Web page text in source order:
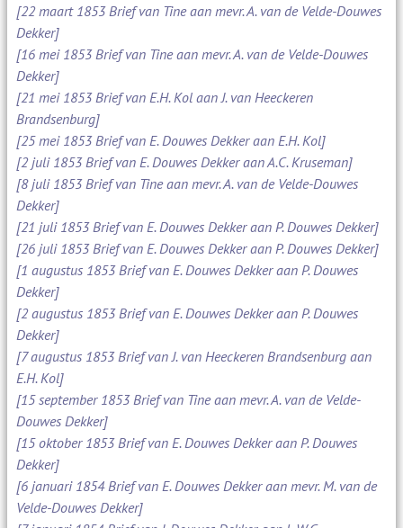
[22 maart 1853 Brief van Tine aan mevr. A. van de Velde-Douwes
Dekker]
[16 mei 1853 Brief van Tine aan mevr. A. van de Velde-Douwes
Dekker]
[21 mei 1853 Brief van E.H. Kol aan J. van Heeckeren
Brandsenburg]
[25 mei 1853 Brief van E. Douwes Dekker aan E.H. Kol]
[2 juli 1853 Brief van E. Douwes Dekker aan A.C. Kruseman]
[8 juli 1853 Brief van Tine aan mevr. A. van de Velde-Douwes
Dekker]
[21 juli 1853 Brief van E. Douwes Dekker aan P. Douwes Dekker]
[26 juli 1853 Brief van E. Douwes Dekker aan P. Douwes Dekker]
[1 augustus 1853 Brief van E. Douwes Dekker aan P. Douwes
Dekker]
[2 augustus 1853 Brief van E. Douwes Dekker aan P. Douwes
Dekker]
[7 augustus 1853 Brief van J. van Heeckeren Brandsenburg aan
E.H. Kol]
[15 september 1853 Brief van Tine aan mevr. A. van de Velde-
Douwes Dekker]
[15 oktober 1853 Brief van E. Douwes Dekker aan P. Douwes
Dekker]
[6 januari 1854 Brief van E. Douwes Dekker aan mevr. M. van de
Velde-Douwes Dekker]